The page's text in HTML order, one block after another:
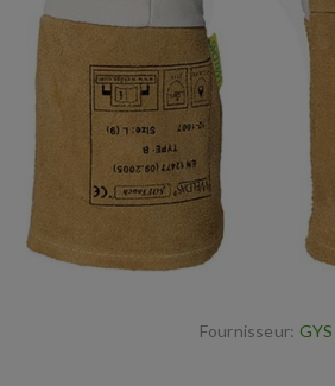
Fournisseur: GYS